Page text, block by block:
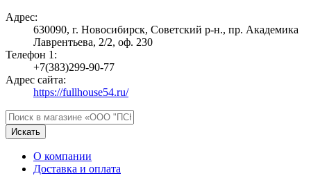
Адрес:
630090, г. Новосибирск, Советский р-н., пр. Академика
Лаврентьева, 2/2, оф. 230
Телефон 1:
+7(383)299-90-77
Адрес сайта:
https://fullhouse54.ru/
Искать
О компании
Доставка и оплата